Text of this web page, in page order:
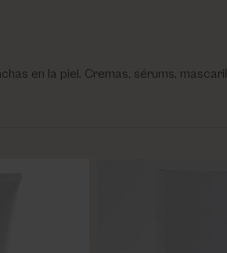
en la piel. Cremas, sérums,